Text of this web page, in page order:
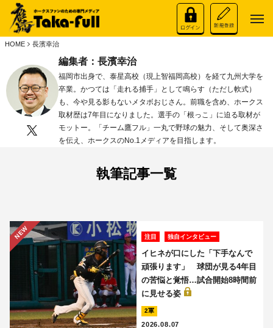
HOME 長濱幸治
編集者：長濱幸治
福岡市出身で、泰星高校（現上智福岡高校）を経て九州大学を
卒業。かつては「走れる捕手」として鳴らす（ただし軟式）
も、今や見る影もないメタボおじさん。前職を含め、ホークス
取材歴は7年目になりました。選手の「根っこ」に迫る取材が
モットー。「チーム鷹フル」一丸で野球の魅力、そして奥深さ
を伝え、ホークスのNo.1メディアを目指します。
執筆記事一覧
NEW 注目 独自インタビュー
イヒネが口にした「下手なんで
頑張ります」 球団が見る4年目
の苦悩と覚悟…試合開始8時間前
に見せる姿
2軍
2026.08.07